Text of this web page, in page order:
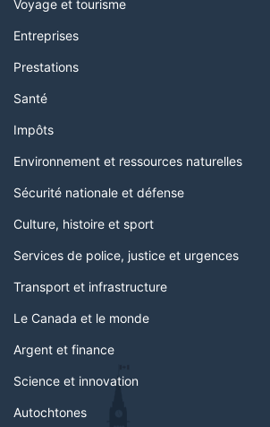
Voyage et tourisme
Entreprises
Prestations
Santé
Impôts
Environnement et ressources naturelles
Sécurité nationale et défense
Culture, histoire et sport
Services de police, justice et urgences
Transport et infrastructure
Le Canada et le monde
Argent et finance
Science et innovation
Autochtones